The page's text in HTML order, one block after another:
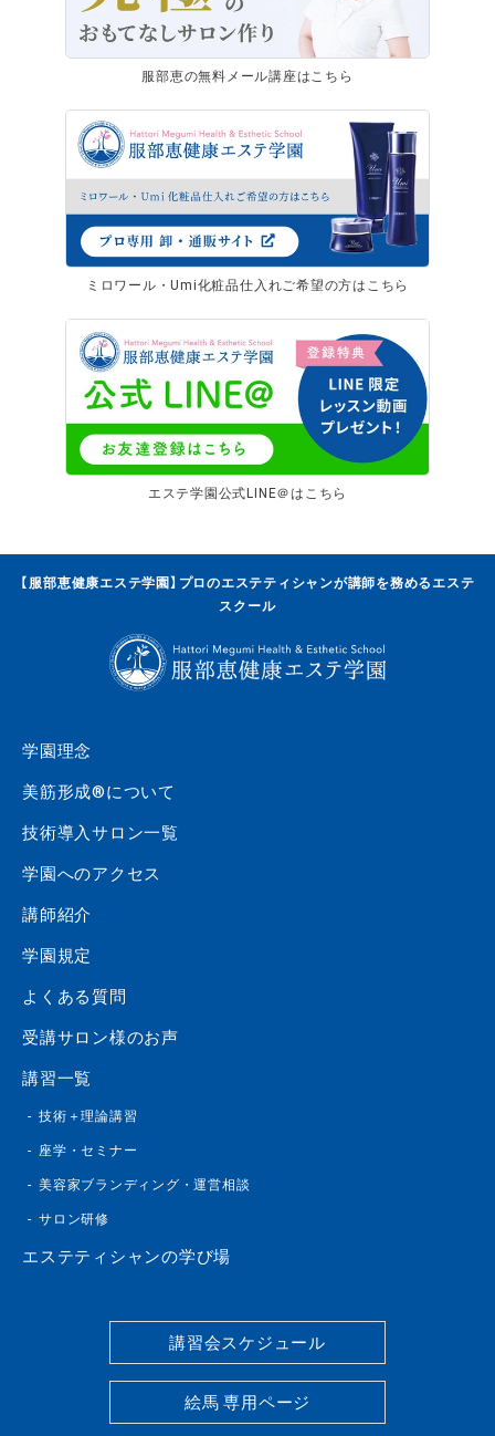
服部恵の無料メール講座はこちら
ミロワール・Umi化粧品仕入れご希望の方はこちら
エステ学園公式LINE＠はこちら
【服部恵健康エステ学園】プロのエステティシャンが講師を務めるエステ
スクール
講習会スケジュール
絵馬 専用ページ
学園理念
美筋形成®について
技術導入サロン一覧
学園へのアクセス
講師紹介
学園規定
よくある質問
受講サロン様のお声
講習一覧
技術＋理論講習
座学・セミナー
美容家ブランディング・運営相談
サロン研修
エステティシャンの学び場